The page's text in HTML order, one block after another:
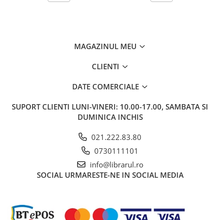
Carti de colorat pentru adulti
Casa, gradina
Istoria comunismului
MAGAZINUL MEU
CLIENTI
DATE COMERCIALE
SUPORT CLIENTI LUNI-VINERI: 10.00-17.00, SAMBATA SI
DUMINICA INCHIS
021.222.83.80
0730111101
info@librarul.ro
SOCIAL URMARESTE-NE IN SOCIAL MEDIA